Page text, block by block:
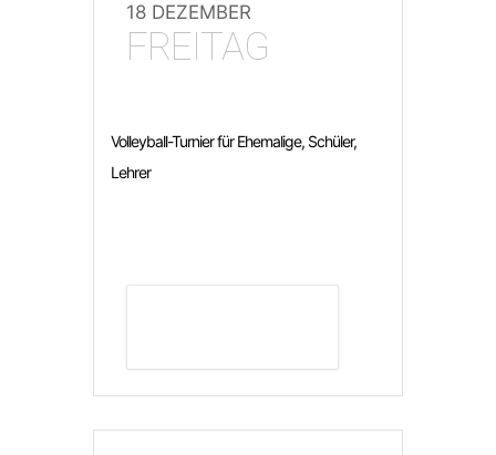
18 DEZEMBER
FREITAG
Volleyball-Turnier für Ehemalige, Schüler,
Lehrer